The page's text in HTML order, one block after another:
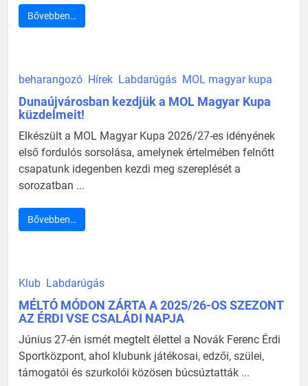
Bővebben…
beharangozó Hírek Labdarúgás MOL magyar kupa
Dunaújvárosban kezdjük a MOL Magyar Kupa
küzdelmeit!
Elkészült a MOL Magyar Kupa 2026/27-es idényének
első fordulós sorsolása, amelynek értelmében felnőtt
csapatunk idegenben kezdi meg szereplését a
sorozatban ...
Bővebben…
Klub Labdarúgás
MÉLTÓ MÓDON ZÁRTA A 2025/26-OS SZEZONT
AZ ÉRDI VSE CSALÁDI NAPJA
Június 27-én ismét megtelt élettel a Novák Ferenc Érdi
Sportközpont, ahol klubunk játékosai, edzői, szülei,
támogatói és szurkolói közösen búcsúztatták ...